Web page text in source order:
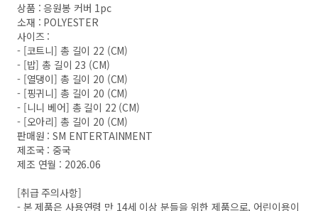
상품 : 응원봉 커버 1pc
소재 : POLYESTER
사이즈 :
- [코트니] 총 길이 22 (CM)
- [밥] 총 길이 23 (CM)
- [열댕이] 총 길이 20 (CM)
- [핑귀니] 총 길이 20 (CM)
- [니니 베어] 총 길이 22 (CM)
- [오아리] 총 길이 20 (CM)
판매원 : SM ENTERTAINMENT
제조국 : 중국
제조 연월 : 2026.06
[취급 주의사항]
- 본 제품은 사용연령 만 14세 이상 분들을 위한 제품으로, 어린이용이